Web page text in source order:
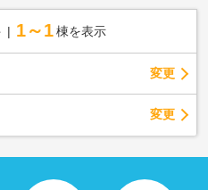
1～1 棟を表示
変更
変更